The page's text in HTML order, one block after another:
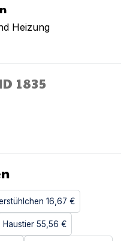
Heizung
1835
16,67 €
Haustier 55,56 €